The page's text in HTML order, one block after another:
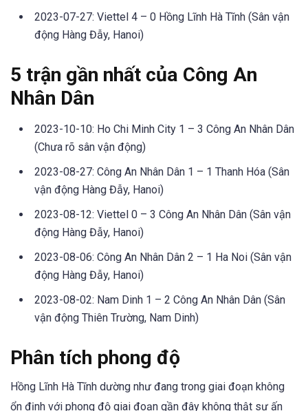
2023-07-27: Viettel 4 – 0 Hồng Lĩnh Hà Tĩnh (Sân vận
động Hàng Đẫy, Hanoi)
5 trận gần nhất của Công An
Nhân Dân
2023-10-10: Ho Chi Minh City 1 – 3 Công An Nhân Dân
(Chưa rõ sân vận động)
2023-08-27: Công An Nhân Dân 1 – 1 Thanh Hóa (Sân
vận động Hàng Đẫy, Hanoi)
2023-08-12: Viettel 0 – 3 Công An Nhân Dân (Sân vận
động Hàng Đẫy, Hanoi)
2023-08-06: Công An Nhân Dân 2 – 1 Ha Noi (Sân vận
động Hàng Đẫy, Hanoi)
2023-08-02: Nam Dinh 1 – 2 Công An Nhân Dân (Sân
vận động Thiên Trường, Nam Dinh)
Phân tích phong độ
Hồng Lĩnh Hà Tĩnh dường như đang trong giai đoạn không
ổn định với phong độ giai đoạn gần đây không thật sự ấn